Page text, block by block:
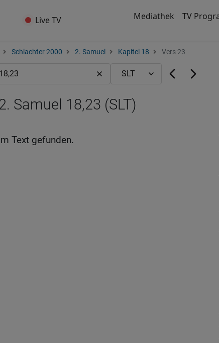
Live TV Mediathek TV
Schlachter 2000 2. Samuel Kapitel 18 Vers 23
Samuel 18,23 (SLT)
Text gefunden.